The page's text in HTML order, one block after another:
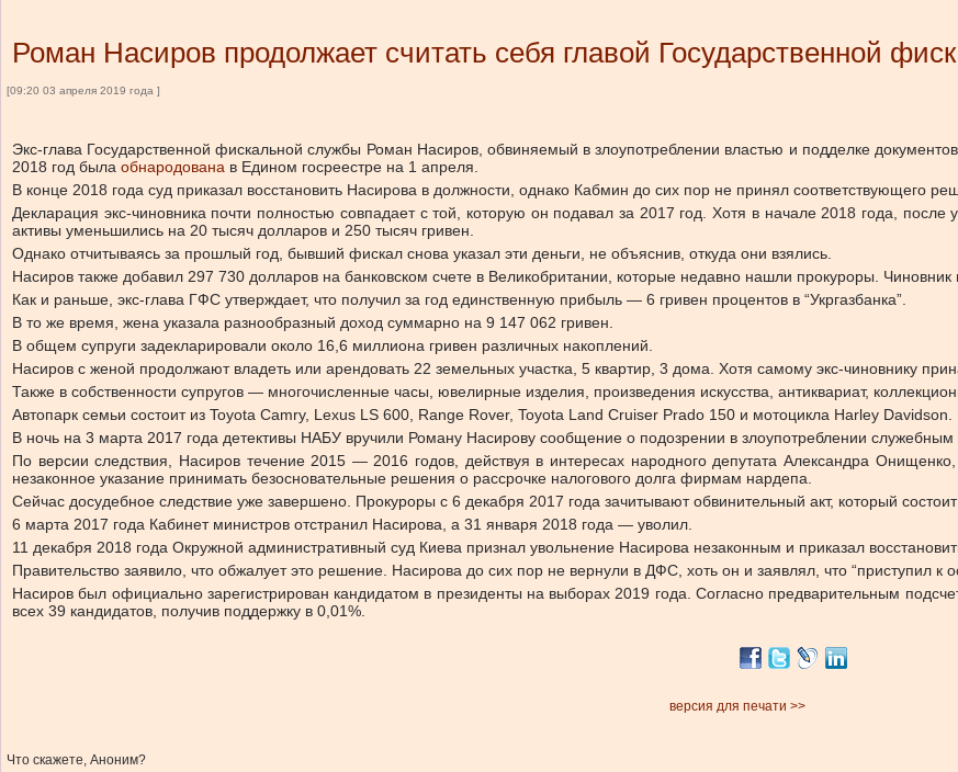
Роман Насиров продолжает считать себя главой Государственной
[09:20 03 апреля 2019 года ]
Экс-глава Государственной фискальной службы Роман Насиров, обвиняемый в злоупотреблении властью и подделке
2018 год была обнародована в Едином госреестре на 1 апреля.
В конце 2018 года суд приказал восстановить Насирова в должности, однако Кабмин до сих пор не принял соответствующего
Декларация экс-чиновника почти полностью совпадает с той, которую он подавал за 2017 год. Хотя в начале 2018 года,
активы уменьшились на 20 тысяч долларов и 250 тысяч гривен.
Однако отчитываясь за прошлый год, бывший фискал снова указал эти деньги, не объяснив, откуда они взялись.
Насиров также добавил 297 730 долларов на банковском счете в Великобритании, которые недавно нашли прокуроры. Чиновник
Как и раньше, экс-глава ГФС утверждает, что получил за год единственную прибыль — 6 гривен процентов в “Укргазбанка”.
В то же время, жена указала разнообразный доход суммарно на 9 147 062 гривен.
В общем супруги задекларировали около 16,6 миллиона гривен различных накоплений.
Насиров с женой продолжают владеть или арендовать 22 земельных участка, 5 квартир, 3 дома. Хотя самому экс-чиновнику
Также в собственности супругов — многочисленные часы, ювелирные изделия, произведения искусства, антиквариат,
Автопарк семьи состоит из Toyota Camry, Lexus LS 600, Range Rover, Toyota Land Cruiser Prado 150 и мотоцикла Harley Davidson.
В ночь на 3 марта 2017 года детективы НАБУ вручили Роману Насирову сообщение о подозрении в злоупотреблении
По версии следствия, Насиров течение 2015 — 2016 годов, действуя в интересах народного депутата Александра
незаконное указание принимать безосновательные решения о рассрочке налогового долга фирмам нардепа.
Сейчас досудебное следствие уже завершено. Прокуроры с 6 декабря 2017 года зачитывают обвинительный акт, который состоит
6 марта 2017 года Кабинет министров отстранил Насирова, а 31 января 2018 года — уволил.
11 декабря 2018 года Окружной административный суд Киева признал увольнение Насирова незаконным и приказал
Правительство заявило, что обжалует это решение. Насирова до сих пор не вернули в ДФС, хоть он и заявлял, что “приступил к
Насиров был официально зарегистрирован кандидатом в президенты на выборах 2019 года. Согласно предварительным
всех 39 кандидатов, получив поддержку в 0,01%.
версия для печати >>
Что скажете, Аноним?